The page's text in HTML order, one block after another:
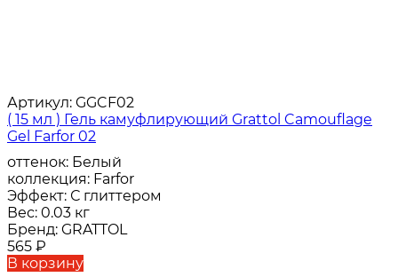
Артикул: GGCF02
( 15 мл ) Гель камуфлирующий Grattol Camouflage
Gel Farfor 02
оттенок: Белый
коллекция: Farfor
Эффект: С глиттером
Вес: 0.03 кг
Бренд: GRATTOL
565 ₽
В корзину